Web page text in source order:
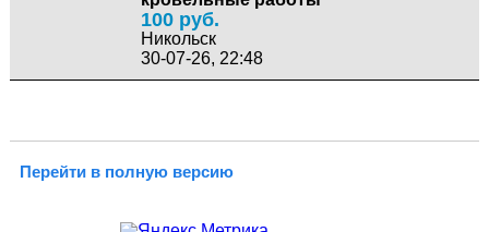
100 руб.
Никольск
30-07-26, 22:48
Перейти в полную версию